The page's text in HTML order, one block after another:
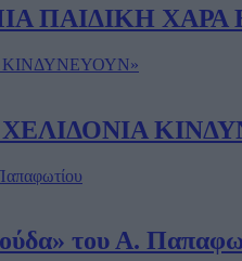
ΠΑΙΔΙΚΗ
ΧΕΛΙΔΟΝΙΑ
του Α.